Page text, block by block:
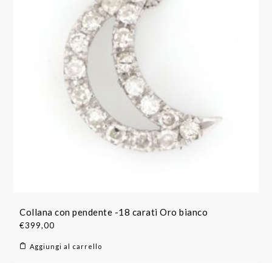
Collana con pendente -18 carati Oro bianco
€399,00
Aggiungi al carrello